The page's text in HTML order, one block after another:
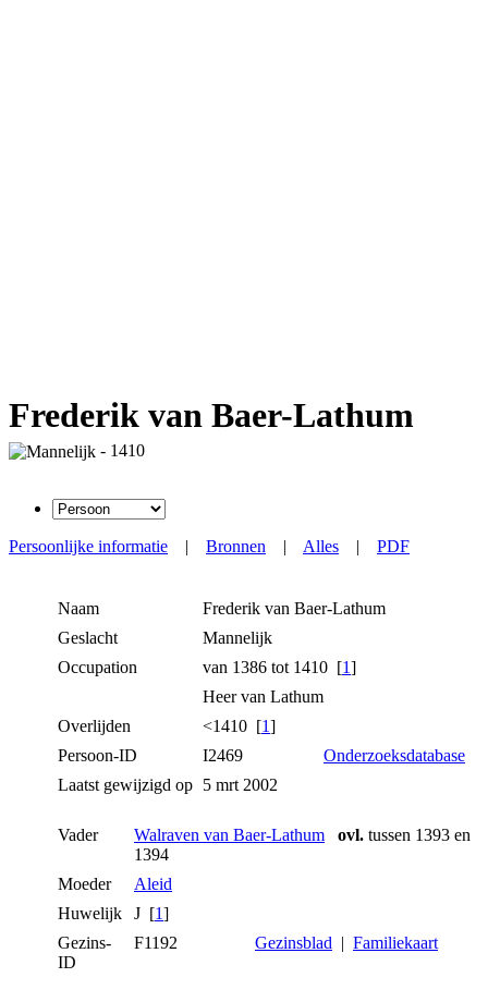
Frederik van Baer-Lathum
- 1410
Persoonlijke informatie | Bronnen | Alles | PDF
Naam Frederik van Baer-Lathum
Geslacht
Mannelijk
Occupation
van 1386 tot 1410 [1]
Heer van Lathum
Overlijden
<1410 [1]
Persoon-ID
I2469
Onderzoeksdatabase
Laatst gewijzigd op 5 mrt 2002
Vader Walraven van Baer-Lathum ovl. tussen 1393 en
1394
Moeder
Aleid
Huwelijk
J [1]
Gezins-
ID
F1192 Gezinsblad | Familiekaart